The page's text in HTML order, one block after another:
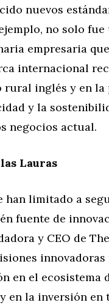
nuevos
no solo
empresaria
internacional
rural inglés y en
y la
negocios actual.
Lauras
han limitado a
fuente de
y CEO de
innovadoras
en el ecosistema
en la inversión en